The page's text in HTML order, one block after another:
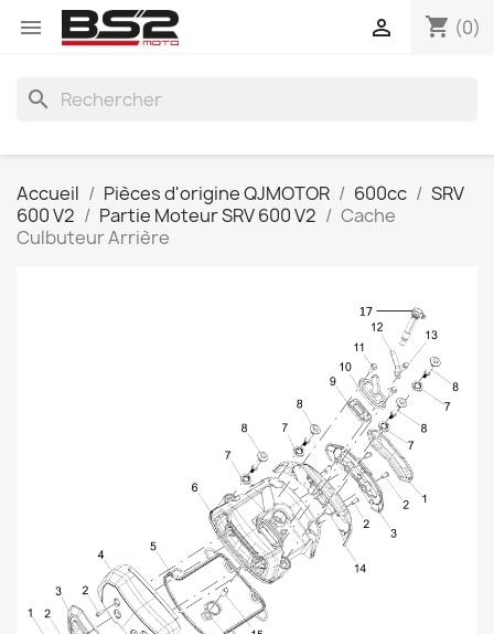
 shopping_cart (0)

search
Accueil Pièces d'origine QJMOTOR 600cc
SRV
600 V2
Partie Moteur SRV 600 V2
Cache
Culbuteur Arrière